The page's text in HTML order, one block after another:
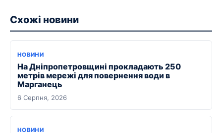
Схожі новини
НОВИНИ
На Дніпропетровщині прокладають 250
метрів мережі для повернення води в
Марганець
6 Серпня, 2026
НОВИНИ